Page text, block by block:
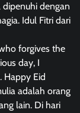
dipenuhi dengan
Idul Fitri dari
forgives the
day, I
Happy Eid
adalah orang
lain. Di hari